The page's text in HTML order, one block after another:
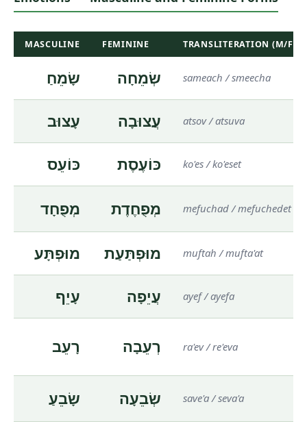
MASCULINE FEMININE TRANSLITERATION (M/F)
שָׂמֵחַ שְׂמֵחָה sameach / smeecha
עָצוּב עֲצוּבָה atsov / atsuva
כּוֹעֵס כּוֹעֶסֶת ko'es / ko'eset
מְפֻחָד מְפֻחֶדֶת mefuchad / mefuchedet
מוּפְתָּע מוּפְתַּעַת muftah / mufta'at
עָיֵף עֲיֵפָה ayef / ayefa
רָעֵב רְעֵבָה ra'ev / re'eva
שָׂבֵעַ שְׂבֵעָה save'a / seva'a